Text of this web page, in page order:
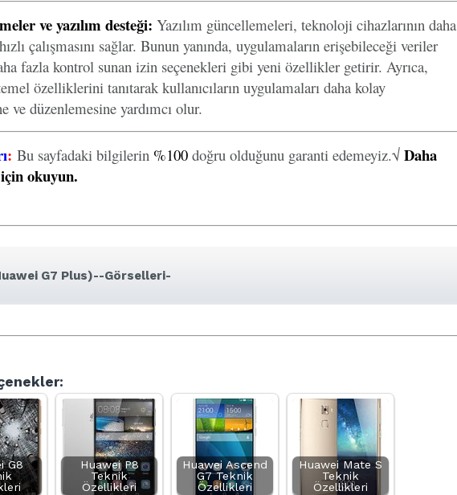
ve yazılım desteği: Yazılım güncellemeleri, teknoloji cihazlarının daha
çalışmasını sağlar. Bunun yanında, uygulamaların erişebileceği veriler
fazla kontrol sunan izin seçenekleri gibi yeni özellikler getirir. Ayrıca,
özelliklerini tanıtarak kullanıcıların uygulamaları daha kolay
ve düzenlemesine yardımcı olur.
: Bu sayfadaki bilgilerin %100 doğru olduğunu garanti edemeyiz.√ Daha
okuyun.
G7 Plus)--Görselleri-
G8
Huawei P8
Teknik
Özellikleri
Huawei Ascend
G7 Teknik
Özellikleri
Huawei Mate S
Teknik
Özellikleri